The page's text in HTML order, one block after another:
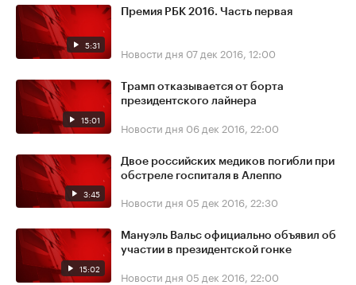
5:31
Премия РБК 2016. Часть первая
Новости дня 07 дек 2016, 12:00
15:01
Трамп отказывается от борта
президентского лайнера
Новости дня 06 дек 2016, 22:00
3:45
Двое российских медиков погибли при
обстреле госпиталя в Алеппо
Новости дня 05 дек 2016, 22:30
15:02
Мануэль Вальс официально объявил об
участии в президентской гонке
Новости дня 05 дек 2016, 22:00